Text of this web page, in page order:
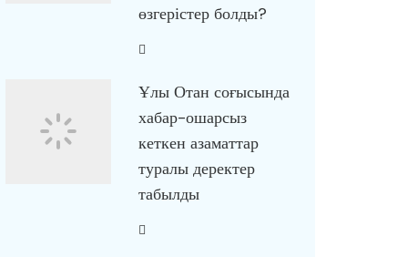
өзгерістер болды?
Ұлы Отан соғысында
хабар-ошарсыз
кеткен азаматтар
туралы деректер
табылды